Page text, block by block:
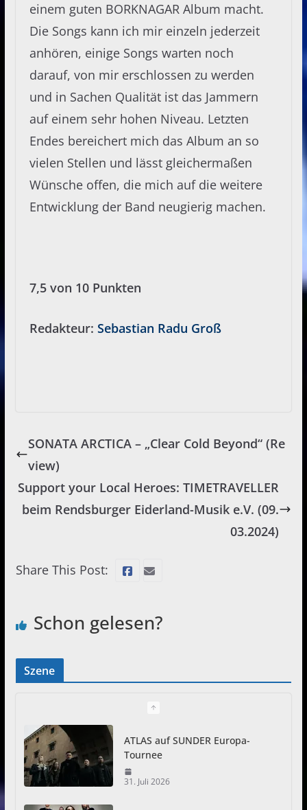
einem guten BORKNAGAR Album macht.
Die Songs kann ich mir einzeln jederzeit
anhören, einige Songs warten noch
darauf, von mir erschlossen zu werden
und in Sachen Qualität ist das Jammern
auf einem sehr hohen Niveau. Letzten
Endes bereichert mich das Album an so
vielen Stellen und lässt gleichermaßen
Wünsche offen, die mich auf die weitere
Entwicklung der Band neugierig machen.
7,5 von 10 Punkten
Redakteur: Sebastian Radu Groß
SONATA ARCTICA – „Clear Cold Beyond“ (Re
view)
Support your Local Heroes: TIMETRAVELLER
beim Rendsburger Eiderland-Musik e.V. (09.
03.2024)
Share This Post:
Schon gelesen?
Szene
ATLAS auf SUNDER Europa-
Tournee
31. Juli 2026